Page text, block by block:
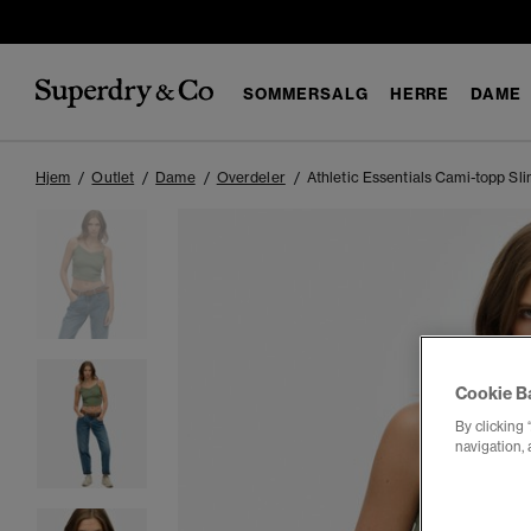
SOMMERSALG HERRE DAME
Hjem Outlet Dame Overdeler Athletic Essentials Cami-topp
Cookie
By clicking
navigation,